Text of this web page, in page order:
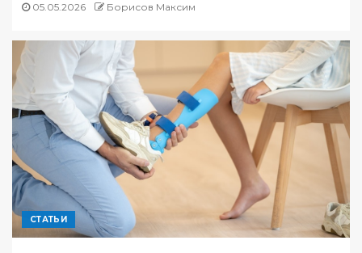
05.05.2026 Борисов Максим
СТАТЬИ